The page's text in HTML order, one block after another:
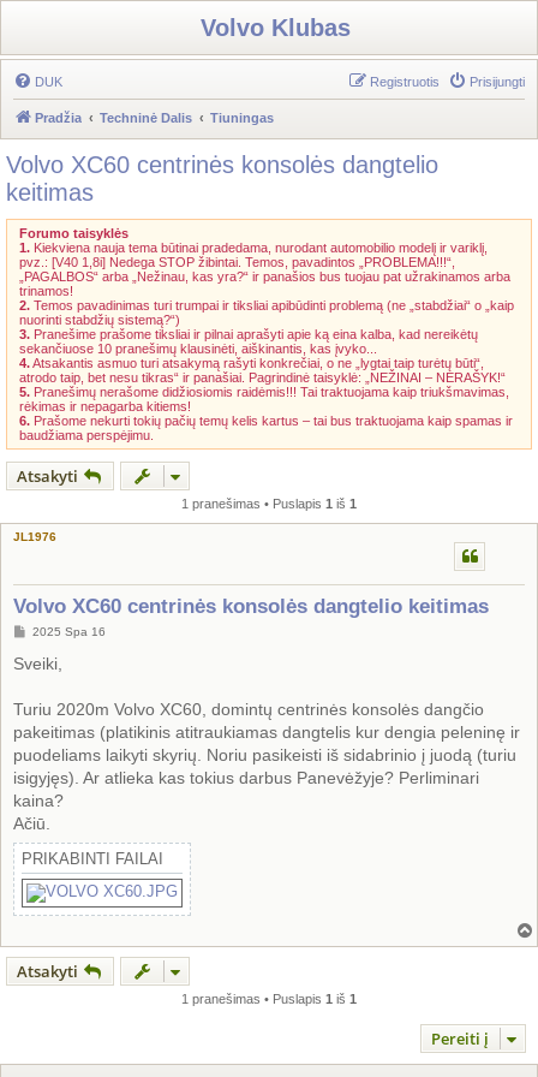
Volvo Klubas
DUK Prisijungti
Registruotis
Pradžia Techninė Dalis Tiuningas
Volvo XC60 centrinės konsolės dangtelio
keitimas
Forumo taisyklės
1. Kiekviena nauja tema būtinai pradedama, nurodant automobilio modelį ir variklį,
pvz.: [V40 1,8i] Nedega STOP žibintai. Temos, pavadintos „PROBLEMA!!!“,
„PAGALBOS“ arba „Nežinau, kas yra?“ ir panašios bus tuojau pat užrakinamos arba
trinamos!
2. Temos pavadinimas turi trumpai ir tiksliai apibūdinti problemą (ne „stabdžiai“ o „kaip
nuorinti stabdžių sistemą?“)
3. Pranešime prašome tiksliai ir pilnai aprašyti apie ką eina kalba, kad nereikėtų
sekančiuose 10 pranešimų klausinėti, aiškinantis, kas įvyko...
4.Atsakantis asmuo turi atsakymą rašyti konkrečiai, o ne „lygtai taip turėtų būti“,
atrodo taip, bet nesu tikras“ ir panašiai. Pagrindinė taisyklė: „NEŽINAI – NERAŠYK!“
5. Pranešimų nerašome didžiosiomis raidėmis!!! Tai traktuojama kaip triukšmavimas,
rėkimas ir nepagarba kitiems!
6. Prašome nekurti tokių pačių temų kelis kartus – tai bus traktuojama kaip spamas ir
baudžiama perspėjimu.
Atsakyti
1 pranešimas • Puslapis 1 iš 1
JL1976
Volvo XC60 centrinės konsolės dangtelio keitimas
S
a
n
r
t
n
ė
2025 Spa 16
Sveiki,
Turiu 2020m Volvo XC60, domintų centrinės konsolės dangčio
pakeitimas (platikinis atitraukiamas dangtelis kur dengia peleninę ir
puodeliams laikyti skyrių. Noriu pasikeisti iš sidabrinio į juodą (turiu
isigyjęs). Ar atlieka kas tokius darbus Panevėžyje? Perliminari
kaina?
Ačiū.
PRIKABINTI FAILAI
Atsakyti
1 pranešimas • Puslapis 1 iš 1
Pereiti į